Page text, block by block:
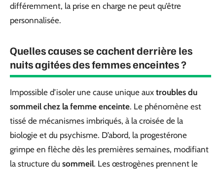
différemment, la prise en charge ne peut qu’être
personnalisée.
Quelles causes se cachent derrière les
nuits agitées des femmes enceintes ?
Impossible d’isoler une cause unique aux troubles du
sommeil chez la femme enceinte. Le phénomène est
tissé de mécanismes imbriqués, à la croisée de la
biologie et du psychisme. D’abord, la progestérone
grimpe en flèche dès les premières semaines, modifiant
la structure du sommeil. Les œstrogènes prennent le